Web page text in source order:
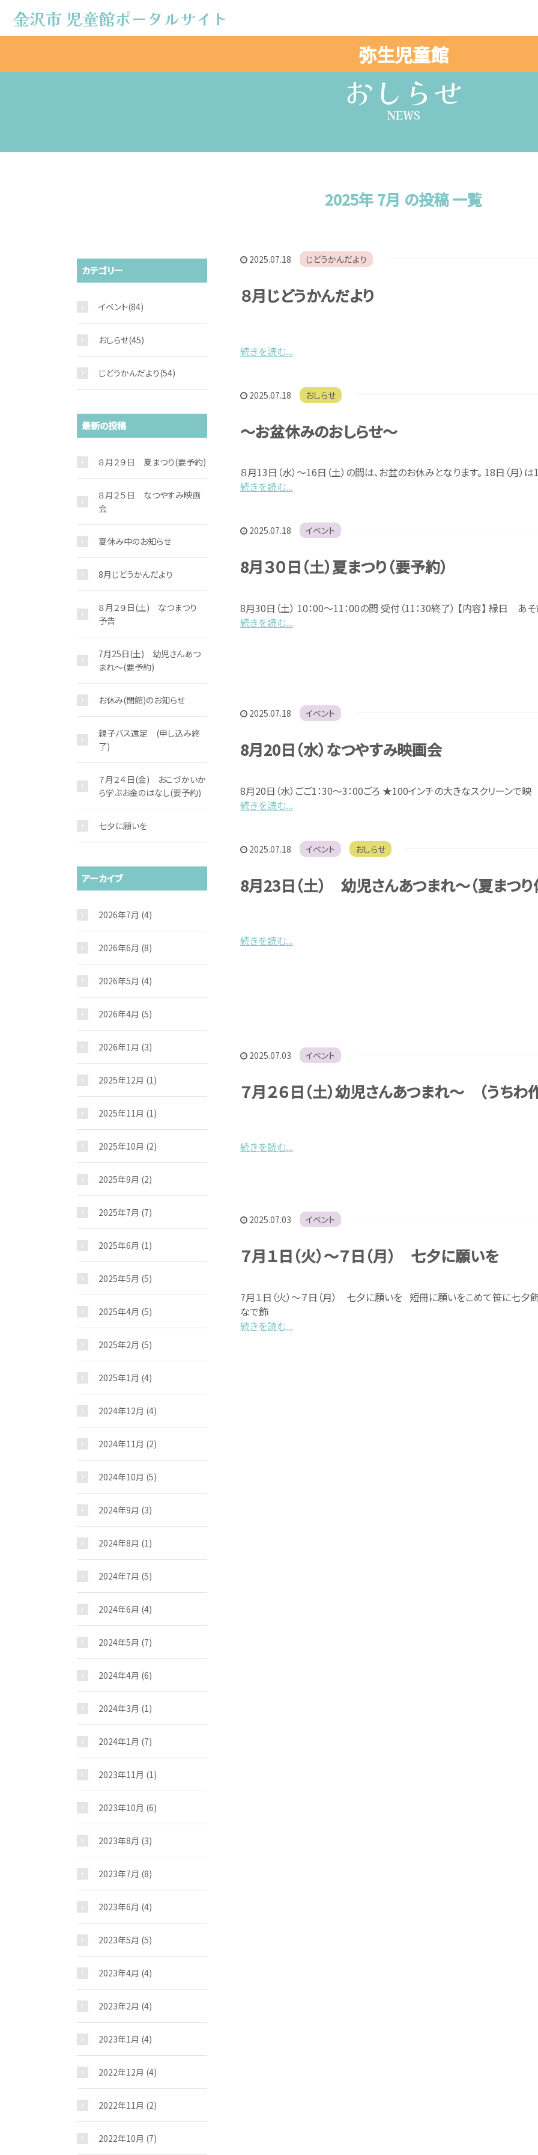
金沢市 児童館ポータルサイト
金沢市 児童館ポータルサイト
おしらせ
NEWS
2025年 7月 の投稿 一覧
2025.07.18 じどうかんだより
８月じどうかんだより
続きを読む...
2025.07.18 おしらせ
～お盆休みのおしらせ～
８月13日（水）～16日（土）の間は、お盆のお休みとなります。 18日（月）は
続きを読む...
2025.07.18 イベント
8月３０日（土）夏まつり（要予約）
8月30日（土） 10：00～11：00の間 受付（11：30終了） 【内容】 縁日 あ
続きを読む...
2025.07.18 イベント
8月20日（水）なつやすみ映画会
8月20日（水）ごご1：30～3：00ごろ ★100インチの大きなスクリーンで映
続きを読む...
2025.07.18 イベント おしらせ
8月23日（土） 幼児さんあつまれ～（夏まつり
続きを読む...
2025.07.03 イベント
７月２６日（土）幼児さんあつまれ～ （うちわ
続きを読む...
2025.07.03 イベント
７月１日（火）～７日（月） 七夕に願いを
7月１日（火）～７日（月） 七夕に願いを 短冊に願いをこめて笹に七夕
なで飾
続きを読む...
カテゴリー
イベント(84)
おしらせ(45)
じどうかんだより(54)
最新の投稿
８月２９日 夏まつり(要予約)
８月２５日 なつやすみ映画
会
夏休み中のお知らせ
8月じどうかんだより
８月２９日(土) なつまつり
予告
7月25日(土) 幼児さんあつ
まれ～(要予約)
お休み(閉館)のお知らせ
親子バス遠足 (申し込み終
了)
７月２４日(金) おこづかいか
ら学ぶお金のはなし(要予約)
七夕に願いを
アーカイブ
2026年7月 (4)
2026年6月 (8)
2026年5月 (4)
2026年4月 (5)
2026年1月 (3)
2025年12月 (1)
2025年11月 (1)
2025年10月 (2)
2025年9月 (2)
2025年7月 (7)
2025年6月 (1)
2025年5月 (5)
2025年4月 (5)
2025年2月 (5)
2025年1月 (4)
2024年12月 (4)
2024年11月 (2)
2024年10月 (5)
2024年9月 (3)
2024年8月 (1)
2024年7月 (5)
2024年6月 (4)
2024年5月 (7)
2024年4月 (6)
2024年3月 (1)
2024年1月 (7)
2023年11月 (1)
2023年10月 (6)
2023年8月 (3)
2023年7月 (8)
2023年6月 (4)
2023年5月 (5)
2023年4月 (4)
2023年2月 (4)
2023年1月 (4)
2022年12月 (4)
2022年11月 (2)
2022年10月 (7)
弥生児童館